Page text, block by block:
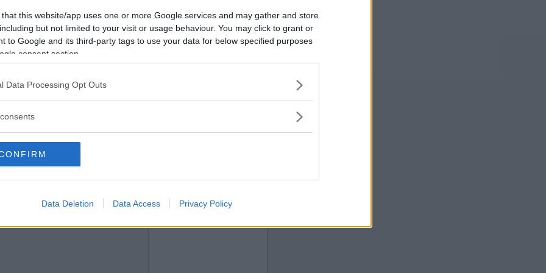
that this website/app uses one or more Google services and may gather and store
but not limited to your visit or usage behaviour. You may click to grant or
to Google and its third-party tags to use your data for below specified purposes
consent section.
Data Processing Opt Outs
Data Deletion Data Access Privacy Policy
2020-09-18 09:51
Vill du bli
medlem?